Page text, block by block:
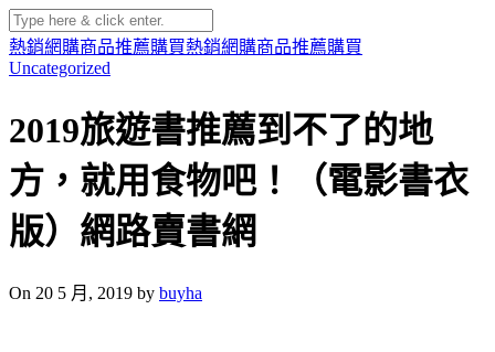
熱銷網購商品推薦購買熱銷網購商品推薦購買
Uncategorized
2019旅遊書推薦到不了的地
方，就用食物吧！（電影書衣
版）網路賣書網
On 20 5 月, 2019 by buyha